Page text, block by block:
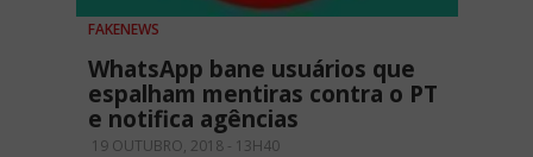
FAKENEWS
WhatsApp bane usuários que
espalham mentiras contra o PT
e notifica agências
19 OUTUBRO, 2018 - 13H40